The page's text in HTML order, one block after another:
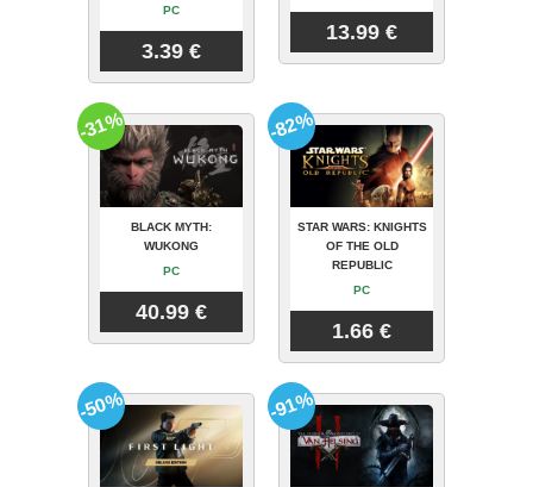
PC
3.39 €
13.99 €
BLACK MYTH:
WUKONG
PC
40.99 €
-31%
STAR WARS: KNIGHTS
OF THE OLD
REPUBLIC
PC
1.66 €
-82%
-50% -91%